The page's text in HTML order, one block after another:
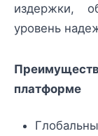
издержки,
уровень
платформе